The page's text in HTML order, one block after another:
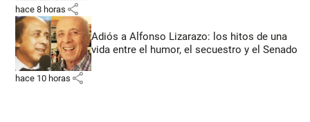
hace 8 horas share
Adiós a Alfonso Lizarazo: los hitos de una
vida entre el humor, el secuestro y el Senado
hace 10 horas share